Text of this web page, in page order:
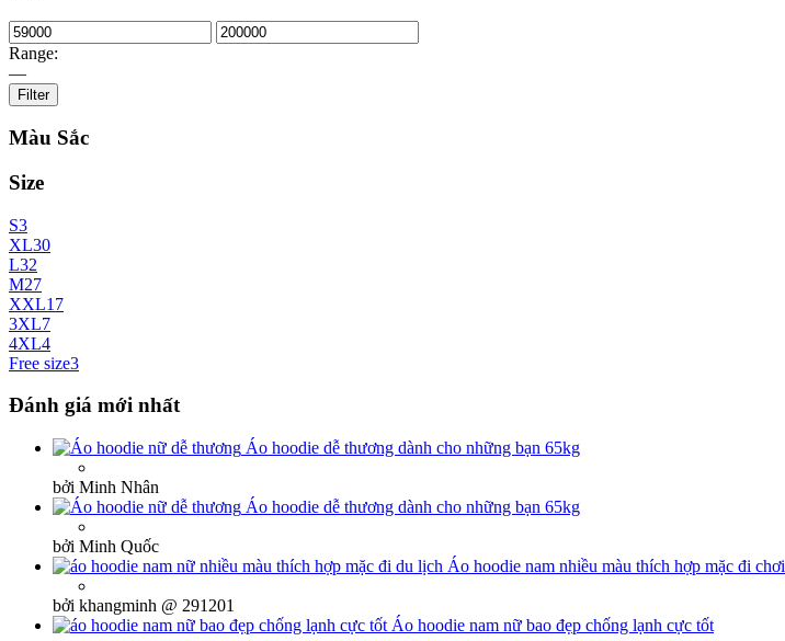
Range:
—
Filter
Màu Sắc
Size
S3
XL30
L32
M27
XXL17
3XL7
4XL4
Free size3
Đánh giá mới nhất
Áo hoodie dễ thương dành cho những bạn 65kg
bởi Minh Nhân
Áo hoodie dễ thương dành cho những bạn 65kg
bởi Minh Quốc
Áo hoodie nam nhiều màu thích hợp mặc đi chơi
bởi khangminh @ 291201
Áo hoodie nam nữ bao đẹp chống lạnh cực tốt